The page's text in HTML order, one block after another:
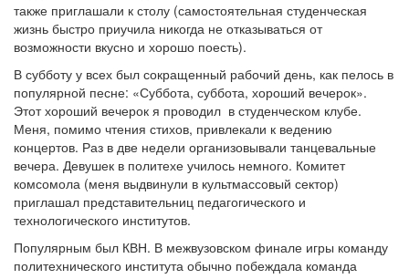
также приглашали к столу (самостоятельная студенческая
жизнь быстро приучила никогда не отказываться от
возможности вкусно и хорошо поесть).
В субботу у всех был сокращенный рабочий день, как пелось в
популярной песне: «Суббота, суббота, хороший вечерок».
Этот хороший вечерок я проводил в студенческом клубе.
Меня, помимо чтения стихов, привлекали к ведению
концертов. Раз в две недели организовывали танцевальные
вечера. Девушек в политехе училось немного. Комитет
комсомола (меня выдвинули в культмассовый сектор)
приглашал представительниц педагогического и
технологического институтов.
Популярным был КВН. В межвузовском финале игры команду
политехнического института обычно побеждала команда